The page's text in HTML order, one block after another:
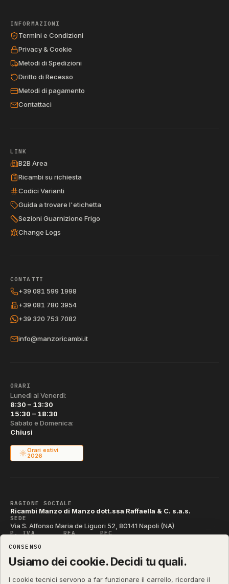
INFORMAZIONI
Termini e Condizioni
Privacy & Cookie
Metodi di Spedizioni
Diritto di Recesso
Metodi di pagamento
Contattaci
LINK
B2B Area
Ricambi su richiesta
Codici Varianti
Guida a trovare l'etichetta
Sezioni Guarnizione Frigo
Change Logs
CONTATTI
+39 081 599 1998
+39 081 780 3954
+39 320 753 7082
info@manzoricambi.it
ORARI
Lunedì al Venerdì:
8:30 – 13:30
15:30 – 18:30
Sabato e Domenica:
Chiusi
Orari estivi
2026
RAGIONE SOCIALE
Ricambi Manzo di Manzo dott.ssa Raffaella & C. s.a.s.
SEDE
Via S. Alfonso Maria de Liguori 52, 80141 Napoli (NA)
P. IVA REA PEC
CODICE SDI
T04ZHR3
CONSENSO
Usiamo dei cookie. Decidi tu quali.
I cookie tecnici servono a far funzionare il carrello, ricordare il